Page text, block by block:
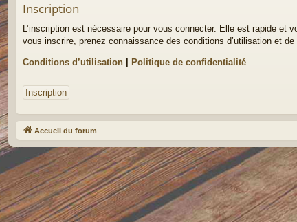
Inscription
L’inscription est nécessaire pour vous connecter. Elle est rapide
vous inscrire, prenez connaissance des conditions d’utilisation et
Conditions d’utilisation | Politique de confidentialité
Inscription
Accueil du forum